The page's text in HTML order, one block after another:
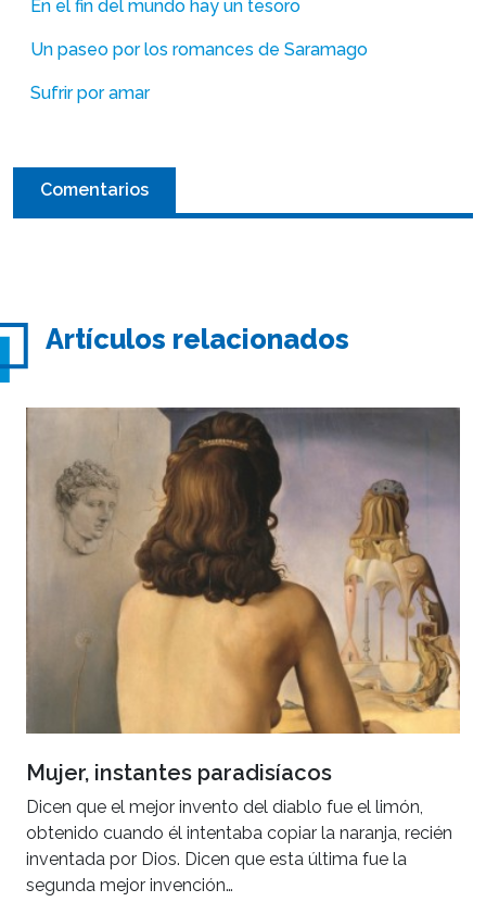
En el fin del mundo hay un tesoro
Un paseo por los romances de Saramago
Sufrir por amar
Comentarios
Artículos relacionados
Mujer, instantes paradisíacos
Dicen que el mejor invento del diablo fue el limón,
obtenido cuando él intentaba copiar la naranja, recién
inventada por Dios. Dicen que esta última fue la
segunda mejor invención…